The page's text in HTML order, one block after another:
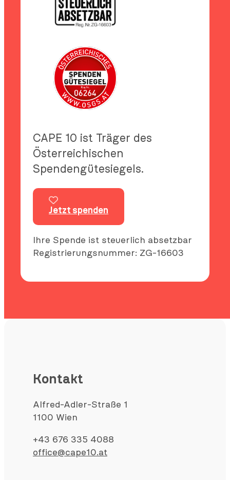
CAPE 10 ist Träger des
Österreichischen
Spendengütesiegels.
Jetzt spenden
Ihre Spende ist steuerlich absetzbar
Registrierungsnummer: ZG-16603
Kontakt
Alfred-Adler-Straße 1
1100 Wien
+43 676 335 4088
office@cape10.at